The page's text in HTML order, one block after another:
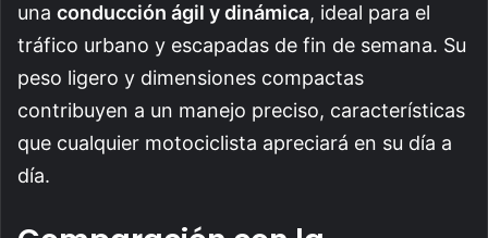
una conducción ágil y dinámica, ideal para el
tráfico urbano y escapadas de fin de semana. Su
peso ligero y dimensiones compactas
contribuyen a un manejo preciso, características
que cualquier motociclista apreciará en su día a
día.